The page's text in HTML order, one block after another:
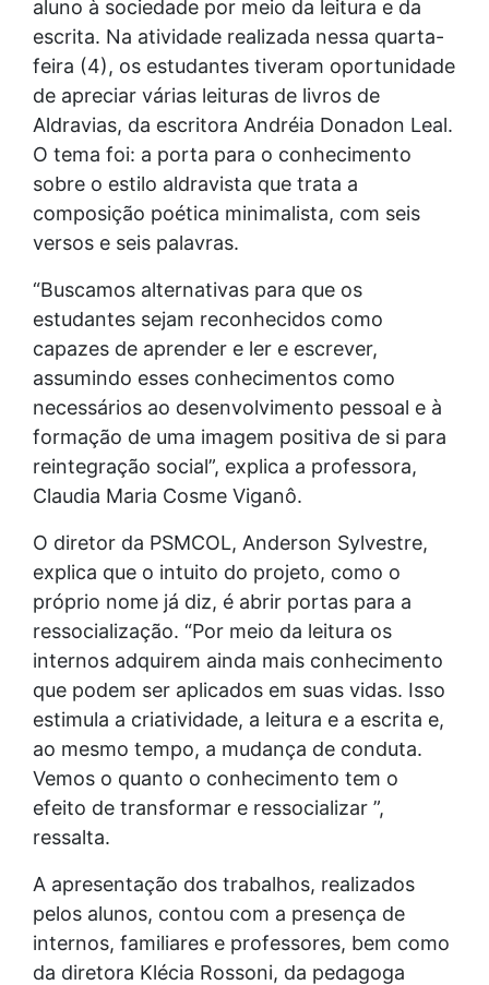
aluno à sociedade por meio da leitura e da
escrita. Na atividade realizada nessa quarta-
feira (4), os estudantes tiveram oportunidade
de apreciar várias leituras de livros de
Aldravias, da escritora Andréia Donadon Leal.
O tema foi: a porta para o conhecimento
sobre o estilo aldravista que trata a
composição poética minimalista, com seis
versos e seis palavras.
“Buscamos alternativas para que os
estudantes sejam reconhecidos como
capazes de aprender e ler e escrever,
assumindo esses conhecimentos como
necessários ao desenvolvimento pessoal e à
formação de uma imagem positiva de si para
reintegração social”, explica a professora,
Claudia Maria Cosme Viganô.
O diretor da PSMCOL, Anderson Sylvestre,
explica que o intuito do projeto, como o
próprio nome já diz, é abrir portas para a
ressocialização. “Por meio da leitura os
internos adquirem ainda mais conhecimento
que podem ser aplicados em suas vidas. Isso
estimula a criatividade, a leitura e a escrita e,
ao mesmo tempo, a mudança de conduta.
Vemos o quanto o conhecimento tem o
efeito de transformar e ressocializar ”,
ressalta.
A apresentação dos trabalhos, realizados
pelos alunos, contou com a presença de
internos, familiares e professores, bem como
da diretora Klécia Rossoni, da pedagoga